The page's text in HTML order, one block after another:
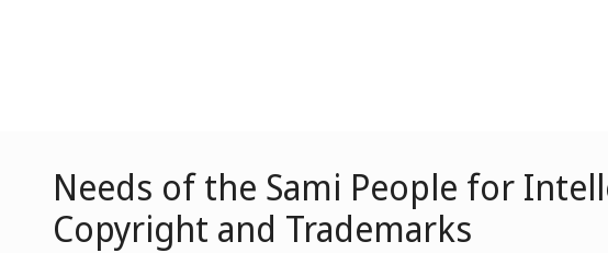
Needs of the Sami People for
Copyright and Trademarks